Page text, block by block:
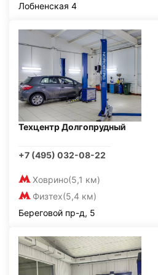
Лобненская 4
Техцентр Долгопрудный
+7 (495) 032-08-22
Ховрино(5,1 км)
Физтех(5,4 км)
Береговой пр-д, 5